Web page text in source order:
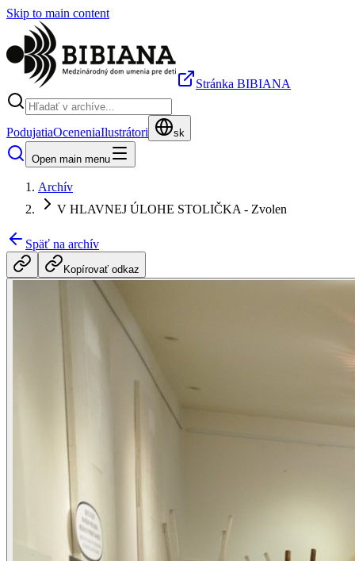
Skip to main content
Stránka BIBIANA
PodujatiaOceneniaIlustrátori sk
Open main menu
Archív
V HLAVNEJ ÚLOHE STOLIČKA - Zvolen
Späť na archív
Kopírovať odkaz